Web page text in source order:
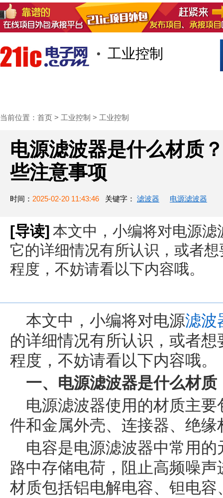
工业控制
当前位置： 首页 > 工业控制 > 工业控制
电源滤波器是什么材质
些注意事项
时间： 2025-02-20 11:43:46 关键字： 滤波器 电源滤波器
[导读] 本文中，小编将对电源
它的详细情况有所认识，或者
程度，不妨请看以下内容哦。
本文中，小编将对电源滤波
的详细情况有所认识，或者想
程度，不妨请看以下内容哦。
一、电源滤波器是什么材质
电源滤波器使用的材质主
件和金属外壳、连接器、绝
电容是电源滤波器中常用
路中存储电荷，阻止高频噪
材质包括铝电解电容、钽电